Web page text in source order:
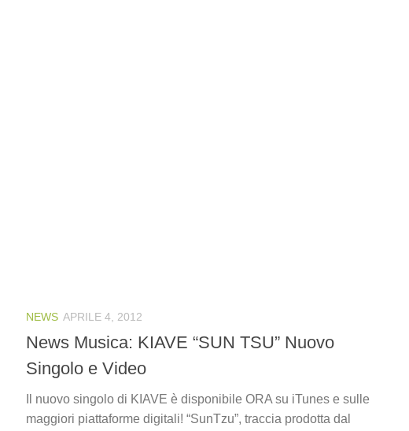
NEWS APRILE 4, 2012
News Musica: KIAVE “SUN TSU” Nuovo
Singolo e Video
Il nuovo singolo di KIAVE è disponibile ORA su iTunes e sulle
maggiori piattaforme digitali! “SunTzu”, traccia prodotta dal